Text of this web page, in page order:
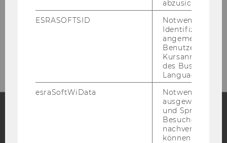
Österreich
Blog
abzusichern.
ESRASOFTSID
Notwendig zur
Identifizierung
angemeldeten
Benutzers im
des Business
Language
esraSoftWiData
Notwendig um
ausgewählte
und
Besuchers
nachverfolgen
können.